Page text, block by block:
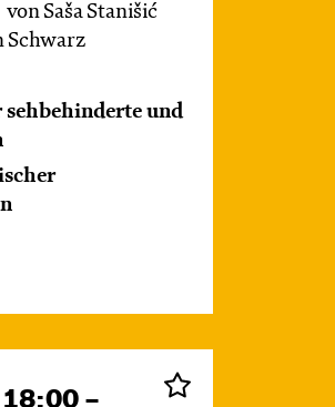
von Saša Stanišić
Schwarz
und
–